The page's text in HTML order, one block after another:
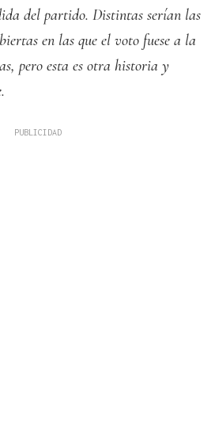
del partido. Distintas serían las
en las que el voto fuese a la
pero esta es otra historia y